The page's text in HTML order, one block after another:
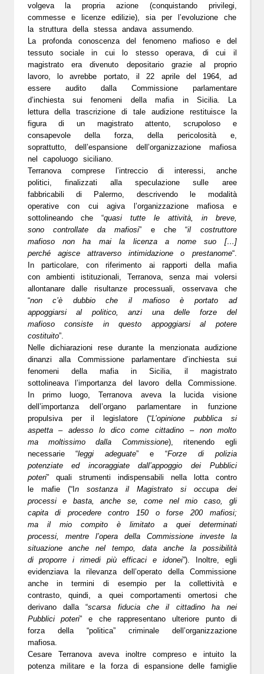
volgeva la propria azione (conquistando privilegi,
commesse e licenze edilizie), sia per l’evoluzione che
la struttura della stessa andava assumendo.
La profonda conoscenza del fenomeno mafioso e del
tessuto sociale in cui lo stesso operava, di cui il
magistrato era divenuto depositario grazie al proprio
lavoro, lo avrebbe portato, il 22 aprile del 1964 , ad
essere audito dalla Commissione parlamentare
d’inchiesta sui fenomeni della mafia in Sicilia. La
lettura della trascrizione di tale audizione restituisce la
figura di un magistrato attento, scrupoloso e
consapevole della forza, della pericolosità e,
soprattutto, dell’espansione dell’organizzazione mafiosa
nel capoluogo siciliano.
Terranova comprese l’intreccio di interessi, anche
politici, finalizzati alla speculazione sulle aree
fabbricabili di Palermo, descrivendo le modalità
operative con cui agiva l’organizzazione mafiosa e
sottolineando che “quasi tutte le attività, in breve,
sono controllate da mafiosi” e che “il costruttore
mafioso non ha mai la licenza a nome suo […]
perché agisce attraverso intimidazione o prestanome“.
In particolare, con riferimento ai rapporti della mafia
con ambienti istituzionali, Terranova, senza mai volersi
allontanare dalle risultanze processuali, osservava che
“non c’è dubbio che il mafioso è portato ad
appoggiarsi al politico, anzi una delle forze del
mafioso consiste in questo appoggiarsi al potere
costituito”.
Nelle dichiarazioni rese durante la menzionata audizione
dinanzi alla Commissione parlamentare d’inchiesta sui
fenomeni della mafia in Sicilia, il magistrato
sottolineava l’importanza del lavoro della Commissione.
In primo luogo, Terranova aveva la lucida visione
dell’importanza dell’organo parlamentare in funzione
propulsiva per il legislatore (“L’opinione pubblica si
aspetta – adesso lo dico come cittadino – non molto
ma moltissimo dalla Commissione), ritenendo egli
necessarie “leggi adeguate” e “Forze di polizia
potenziate ed incoraggiate dall’appoggio dei Pubblici
poteri” quali strumenti indispensabili nella lotta contro
le mafie (“In sostanza il Magistrato si occupa dei
processi e basta, anche se, come nel mio caso, gli
capita di procedere contro 150 o forse 200 mafiosi;
ma il mio compito è limitato a quei determinati
processi, mentre l’opera della Commissione investe la
situazione anche nel tempo, data anche la possibilità
di proporre i rimedi più efficaci e idonei”). Inoltre, egli
evidenziava la rilevanza dell’operato della Commissione
anche in termini di esempio per la collettività e
contrasto, quindi, a quei comportamenti omertosi che
derivano dalla “scarsa fiducia che il cittadino ha nei
Pubblici poteri” e che rappresentano ulteriore punto di
forza della “politica” criminale dell’organizzazione
mafiosa.
Cesare Terranova aveva inoltre compreso e intuito la
potenza militare e la forza di espansione delle famiglie